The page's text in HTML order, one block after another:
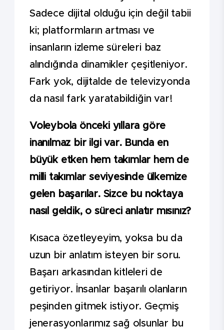
Sadece dijital olduğu için değil tabii
ki; platformların artması ve
insanların izleme süreleri baz
alındığında dinamikler çeşitleniyor.
Fark yok, dijitalde de televizyonda
da nasıl fark yaratabildiğin var!
Voleybola önceki yıllara göre
inanılmaz bir ilgi var. Bunda en
büyük etken hem takımlar hem de
milli takımlar seviyesinde ülkemize
gelen başarılar. Sizce bu noktaya
nasıl geldik, o süreci anlatır mısınız?
Kısaca özetleyeyim, yoksa bu da
uzun bir anlatım isteyen bir soru.
Başarı arkasından kitleleri de
getiriyor. İnsanlar başarılı olanların
peşinden gitmek istiyor. Geçmiş
jenerasyonlarımız sağ olsunlar bu